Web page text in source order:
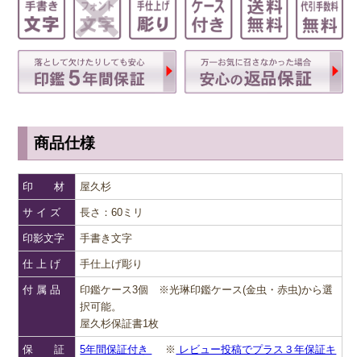
商品仕様
印 材 屋久杉
サ イ ズ 長さ：60ミリ
印影文字 手書き文字
仕 上 げ 手仕上げ彫り
付 属 品
印鑑ケース3個 ※光琳印鑑ケース(金虫・赤虫)から選
択可能。
屋久杉保証書1枚
保 証 5年間保証付き ※ レビュー投稿でプラス３年保証キ